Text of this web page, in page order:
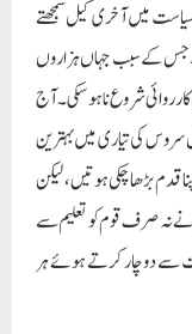
میں آخری کیل سمجھتے
۔ جس کے سبب جہاں ہزاروں
شروع نا ہو سکی۔ آج
سروس کی تیاری میں بہترین
قدم بڑھا چکی ہوتیں، لیکن
نہ صرف قوم کو تعلیم سے
سے دو چار کرتے ہوئے ہر